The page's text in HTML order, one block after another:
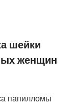
шейки
женщин
папилломы